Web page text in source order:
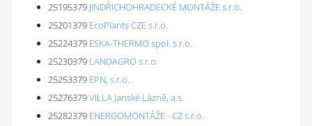
25195379 JINDŘICHOHRADECKÉ MONTÁŽE s.r.o.
25201379 EcoPlants CZE s.r.o.
25224379 ESKA-THERMO spol. s r.o.
25230379 LANDAGRO s.r.o.
25253379 EPN, s.r.o.
25276379VILLA Janské Lázně, a.s.
25282379 ENERGOMONTÁŽE - CZ s.r.o.